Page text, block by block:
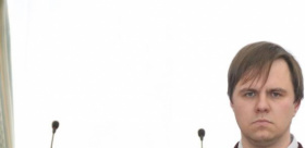
Перейти к основному содержанию